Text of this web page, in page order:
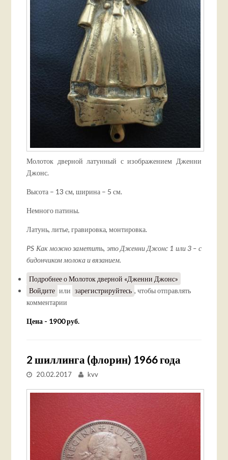
Молоток дверной латунный с изображением Дженни
Джонс.
Высота – 13 см, ширина – 5 см.
Немного патины.
Латунь, литье, гравировка, монтировка.
PS Как можно заметить, это Дженни Джонс 1 или 3 – с
бидончиком молока и вязанием.
Подробнеео Молоток дверной «Дженни Джонс»
Войдите или зарегистрируйтесь , чтобы отправлять
комментарии
Цена - 1900 руб.
2 шиллинга (флорин) 1966 года
20.02.2017 kvv